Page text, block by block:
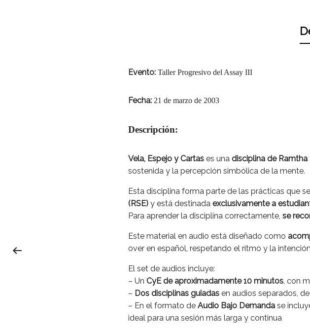
Evento: Taller Progresivo del Assay III
Fecha: 21 de marzo de 2003
Descripción:
Vela, Espejo y Cartas es una disciplina de Ramtha
sostenida y la percepción simbólica de la mente.
Esta disciplina forma parte de las prácticas que
(RSE) y está destinada exclusivamente a
Para aprender la disciplina correctamente, se
Este material en audio está diseñado como
over en español, respetando el ritmo y la
El set de audios incluye:
– Un CyE de aproximadamente 10 minutos, con
– Dos disciplinas guiadas en audios separados,
– En el formato de Audio Bajo Demandase
ideal para una sesión más larga y continua